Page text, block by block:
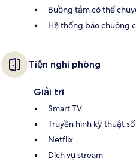
Buồng tắm có thể
Hệ thống báo chuông
Tiện nghi phòng
Giải trí
Smart TV
Truyền hình kỹ thuật số
Netflix
Dịch vụ stream